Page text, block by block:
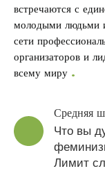
встречаются с
молодыми людьми
сети
организаторов и
всему миру .
Средняя
Что вы
Лимит